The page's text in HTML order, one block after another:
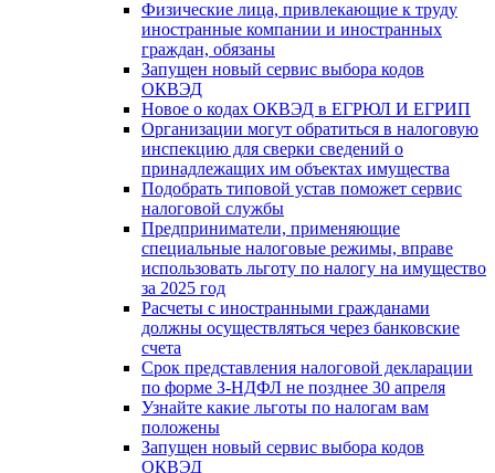
Физические лица, привлекающие к труду
иностранные компании и иностранных
граждан, обязаны
Запущен новый сервис выбора кодов
ОКВЭД
Новое о кодах ОКВЭД в ЕГРЮЛ И ЕГРИП
Организации могут обратиться в налоговую
инспекцию для сверки сведений о
принадлежащих им объектах имущества
Подобрать типовой устав поможет сервис
налоговой службы
Предприниматели, применяющие
специальные налоговые режимы, вправе
использовать льготу по налогу на имущество
за 2025 год
Расчеты с иностранными гражданами
должны осуществляться через банковские
счета
Срок представления налоговой декларации
по форме З-НДФЛ не позднее 30 апреля
Узнайте какие льготы по налогам вам
положены
Запущен новый сервис выбора кодов
ОКВЭД